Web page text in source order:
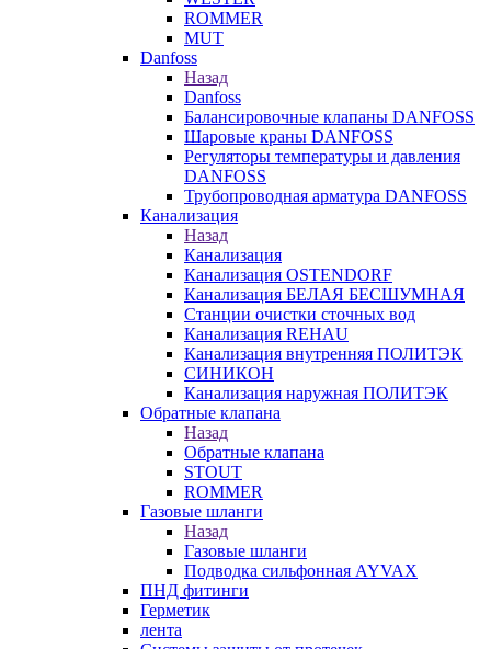
ROMMER
MUT
Danfoss
Назад
Danfoss
Балансировочные клапаны DANFOSS
Шаровые краны DANFOSS
Регуляторы температуры и давления
DANFOSS
Трубопроводная арматура DANFOSS
Канализация
Назад
Канализация
Канализация OSTENDORF
Канализация БЕЛАЯ БЕСШУМНАЯ
Станции очистки сточных вод
Канализация REHAU
Канализация внутренняя ПОЛИТЭК
СИНИКОН
Канализация наружная ПОЛИТЭК
Обратные клапана
Назад
Обратные клапана
STOUT
ROMMER
Газовые шланги
Назад
Газовые шланги
Подводка сильфонная AYVAX
ПНД фитинги
Герметик
лента